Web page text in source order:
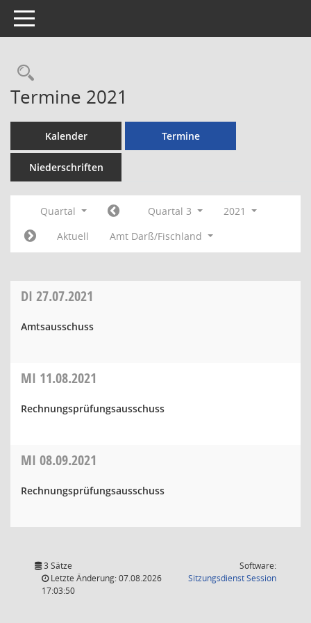
Toggle navigation
Rechercheauswahl
Termine 2021
Kalender Termine
Niederschriften
Quartal Quartal 3
2021
Aktuell
Amt Darß/Fischland
DI 27.07.2021
Amtsausschuss
MI 11.08.2021
Rechnungsprüfungsausschuss
MI 08.09.2021
Rechnungsprüfungsausschuss
3 Sätze
Letzte Änderung: 07.08.2026
17:03:50
Software:
SitzungsdienstSession(Wird in